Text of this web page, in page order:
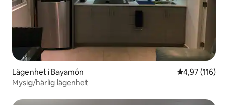
Lägenhet i Bayamón 4,97 av 5 i
4,97 (116)
Mysig/härlig lägenhet